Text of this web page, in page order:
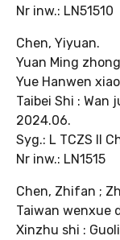
Nr inw.: LN51510
Chen, Yiyuan.
Yuan Ming
Yue Hanwen
Taibei Shi :
2024.06.
Syg.: L TCZS II
Nr inw.: LN1515
Chen, Zhifan ;
Taiwan wenxue
Xinzhu shi :